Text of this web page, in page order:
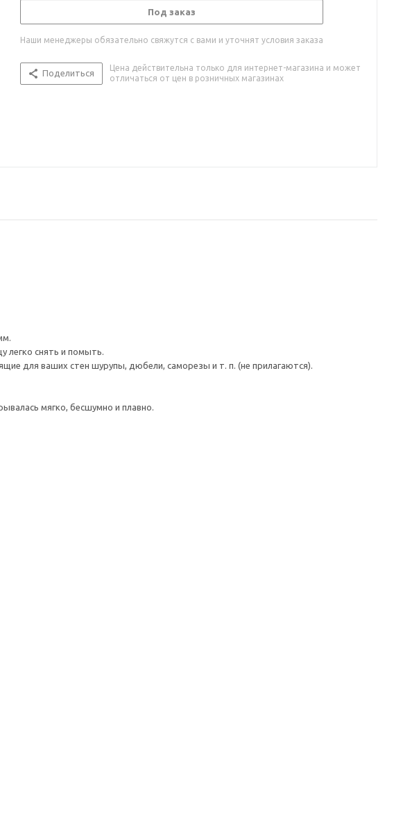
Под заказ
Наши менеджеры обязательно свяжутся с вами и уточнят условия заказа
Поделиться
Цена действительна только для интернет-магазина и может
отличаться от цен в розничных магазинах
легко снять и помыть.
для ваших стен шурупы, дюбели, саморезы и т. п. (не прилагаются).
мягко, бесшумно и плавно.